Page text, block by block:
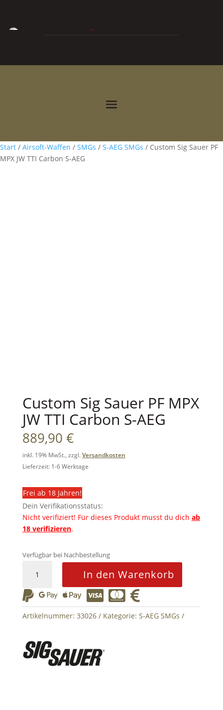
Start / Airsoft-Waffen / SMGs / S-AEG SMGs / Custom Sig Sauer PF
MPX JW TTI Carbon S-AEG
Custom Sig Sauer PF MPX
JW TTI Carbon S-AEG
889,90 €
inkl. 19% MwSt., zzgl.Versandkosten
Lieferzeit: 1-6 Werktage
Frei ab 18 Jahren!
Dein Verifikationsstatus:
Nicht verifiziert! Für dieses Produkt musst du dich ab
18 verifizieren.
Verfügbar bei Nachbestellung
Sauer
PF
MPX
Carbon
S-
In den Warenkorb
     
Artikelnummer: 33026 Kategorie: S-AEG SMGs